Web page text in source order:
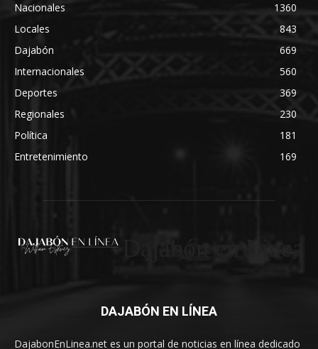
Nacionales
1360
Locales
843
Dajabón
669
Internacionales
560
Deportes
369
Regionales
230
Política
181
Entretenimiento
169
DAJABÓN EN LÍNEA
DajabonEnLinea.net es un portal de noticias en línea dedicado